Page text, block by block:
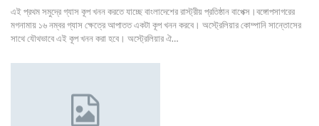
এই প্রথম সমুদ্রে গ্যাস কূপ খনন করতে যাচ্ছে বাংলাদেশের রাস্ট্রীয় প্রতিষ্ঠান বাপেক্স।বঙ্গোপসাগরের
মগনামায় ১৬ নম্বর গ্যাস ক্ষেত্রে আপাতত একটা কূপ খনন করবে। অস্ট্রেলিয়ার কোম্পানি সান্তোসের
সাথে যৌথভাবে এই কূপ খনন করা হবে। অস্ট্রেলিয়ার ঐ…